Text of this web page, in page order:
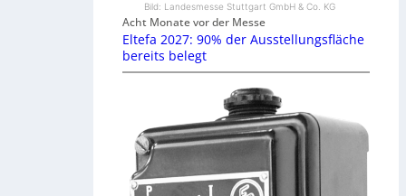
Bild: Landesmesse Stuttgart GmbH & Co. KG
Acht Monate vor der Messe
Eltefa 2027: 90% der Ausstellungsfläche
bereits belegt